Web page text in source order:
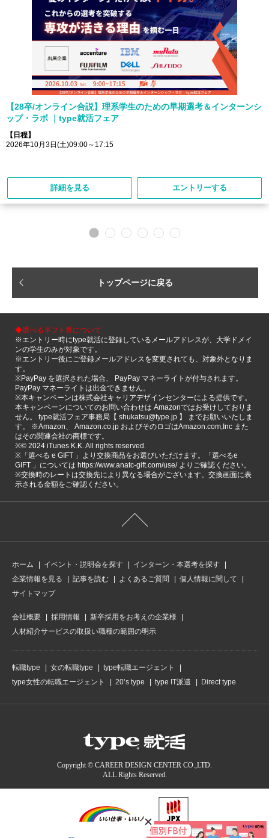
【28卒/オンライン合説】理系学生のための早期選考＆インターンシ
ップ・ラボ ｜type就活フェア
【日程】
2026年10月3日(土)09:00～17:15
詳細を見る エントリーする
トップページに戻る
◆選べるギフト券について
※エントリー時にtype就活に登録しているメールアドレスが、大学ドメイ
ンの学生のみが対象です。
※エントリー後にご登録メールアドレスを変更されても、対象外となりま
す。
※PayPay を選択された場合、 PayPay マネーライトが付与されます。
PayPay マネーライトは出金できません。
※本キャンペーンは株式会社キャリアデザインセンターによる提供です。
本キャンペーンについてのお問い合わせは Amazonではお受けしておりま
せん。 type就活フェア事務局【 shukatsu@type.jp 】 までお願いいたしま
す。 ※Amazon、 Amazon.co.jp およびそのロゴはAmazon.com,Inc また
はその関連会社の商標です。
※©️ 2024 iTunes K.K. All rights reserved.
※「選べる e GIFT 」より交換商品をお選びいただけます。「選べるe
GIFT 」については https://www.anatc-gift.com/use/ よりご確認ください。
※交換時のレートは交換先により異なる場合がございます。交換画面に表
示される金額をご確認ください。
ホーム イベント・説明会を探す
インターン・本選考を探す
企業情報を見る
記事を読む よくあるご質問
個人情報に関して
サイトマップ
会社概要 採用情報
新卒採用をお考えの企業様
人材紹介サービスの取扱い職種の範囲の明示
転職type 女の転職type
type転職エージェント
type女性の転職エージェント
20’s type type IT派遣 Direct type
Copyright © CAREER DESIGN CENTER CO.,LTD.
ALL Rights Reserved.